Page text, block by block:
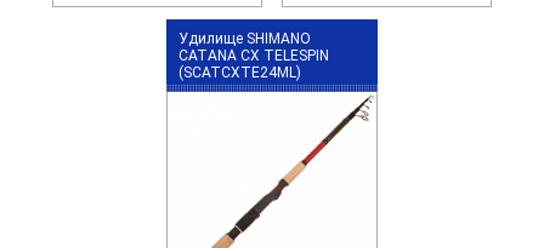
Удилище SHIMANO
CATANA CX TELESPIN
(SCATCXTE24ML)